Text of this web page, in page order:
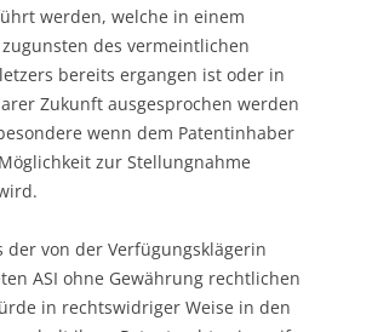
werden, welche in einem
des vermeintlichen
bereits ergangen ist oder in
Zukunft ausgesprochen werden
wenn dem Patentinhaber
zur Stellungnahme
der von der Verfügungsklägerin
ASI ohne Gewährung rechtlichen
in rechtswidriger Weise in den